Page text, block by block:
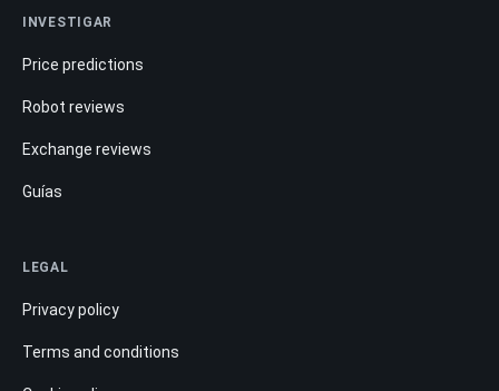
INVESTIGAR
Price predictions
Robot reviews
Exchange reviews
Guías
LEGAL
Privacy policy
Terms and conditions